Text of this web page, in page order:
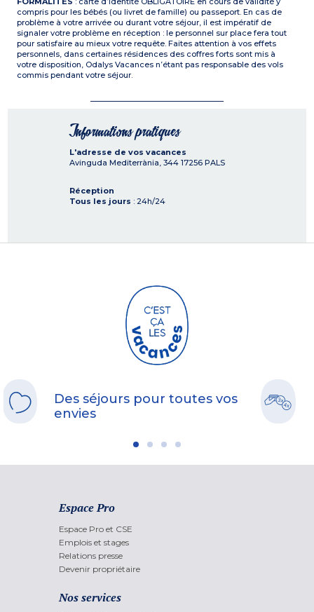
compris pour les bébés (ou livret de famille) ou passeport. En cas de
problème à votre arrivée ou durant votre séjour, il est impératif de
signaler votre problème en réception : le personnel sur place fera tout
pour satisfaire au mieux votre requête. Faites attention à vos effets
personnels, dans certaines résidences des coffres forts sont mis à
votre disposition, Odalys Vacances n’étant pas responsable des vols
commis pendant votre séjour.
Informations pratiques
L'adresse de vos vacances
Avinguda Mediterrània, 344 17256 PALS
Réception
Tous les jours : 24h/24
Des séjours pour toutes vos
envies
Espace Pro
Espace Pro et CSE
Emplois et stages
Relations presse
Devenir propriétaire
Nos services